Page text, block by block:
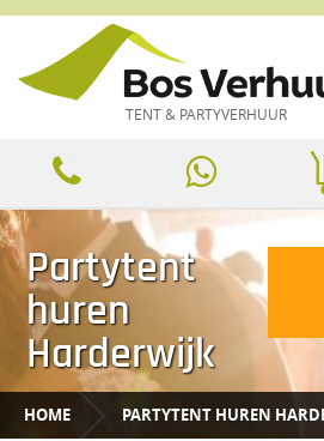
TENT & PARTYVERHUUR
Partytent
huren
Harderwijk
HOME PARTYTENT HUREN